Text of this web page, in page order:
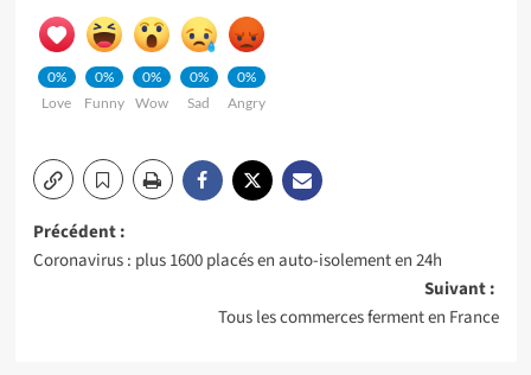
0%
Love
0%
Funny
0%
Wow
0%
Sad
0%
Angry
Navigation
d’article
Précédent :
Coronavirus : plus 1600 placés en auto-isolement en 24h
Suivant :
Tous les commerces ferment en France